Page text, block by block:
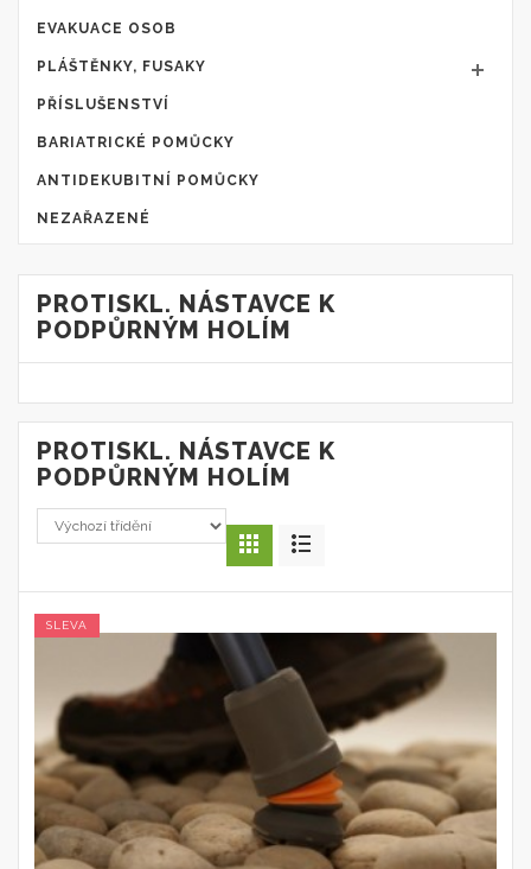
EVAKUACE OSOB
PLÁŠTĚNKY, FUSAKY
PŘÍSLUŠENSTVÍ
BARIATRICKÉ POMŮCKY
ANTIDEKUBITNÍ POMŮCKY
NEZAŘAZENÉ
PROTISKL. NÁSTAVCE K
PODPŮRNÝM HOLÍM
PROTISKL. NÁSTAVCE K
PODPŮRNÝM HOLÍM
SLEVA